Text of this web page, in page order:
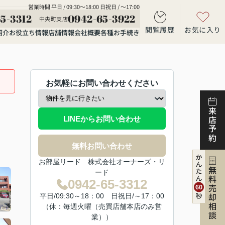
営業時間 平日 / 09:30～18:00 日祝日 / ～17:00
3312 中央町支店0942-65-3922
介お役立ち情報店舗情報会社概要各種お手続き 閲覧履歴 お気に入り
来店予約
無料売却相談
お気軽にお問い合わせください
LINEからお問い合わせ
無料お問い合わせ
お部屋リード 株式会社オーナーズ・リ
ード
0942-65-3312
平日/09:30～18：00 日祝日/～17：00
（休：毎週火曜（売買店舗本店のみ営
業））